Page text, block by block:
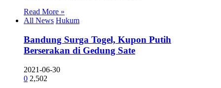
Read More »
All News Hukum
Bandung Surga Togel, Kupon Putih
Berserakan di Gedung Sate
2021-06-30
0 2,502